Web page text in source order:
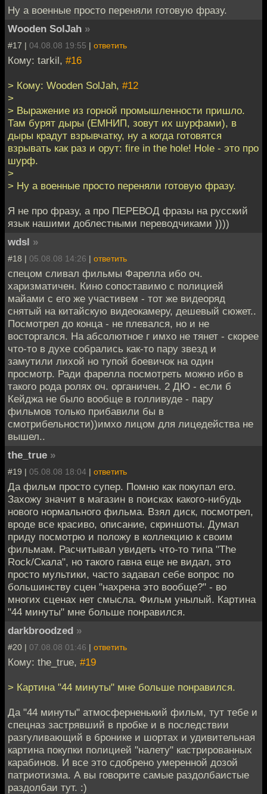
Ну а военные просто переняли готовую фразу.
Wooden SolJah »
#17 | 04.08.08 19:55 | ответить
Кому: tarkil, #16
> Кому: Wooden SolJah, #12
>
> Выражение из горной промышленности пришло.
Там бурят дыры (ЕМНИП, зовут их шурфами), в
дыры крадут взрывчатку, ну а когда готовятся
взрывать как раз и орут: fire in the hole! Hole - это про
шурф.
>
> Ну а военные просто переняли готовую фразу.
Я не про фразу, а про ПЕРЕВОД фразы на русский
язык нашими доблестными переводчиками ))))
wdsl »
#18 | 05.08.08 14:26 | ответить
спецом сливал фильмы Фарелла ибо оч.
харизматичен. Кино сопоставимо с полицией
майами с его же участивем - тот же видеоряд
снятый на китайскую видеокамеру, дешевый сюжет..
Посмотрел до конца - не плевался, но и не
восторгался. На абсолютное г имхо не тянет - скорее
что-то в духе собрались как-то пару звезд и
замутили лихой но тупой боевичок на один
просмотр. Ради фарелла посмотреть можно ибо в
такого рода ролях оч. органичен. 2 ДЮ - если б
Кейджа не было вообще в голливуде - пару
фильмов только прибавили бы в
смотрибельности))имхо лицом для лицедейства не
вышел..
the_true »
#19 | 05.08.08 18:04 | ответить
Да фильм просто супер. Помню как покупал его.
Захожу значит в магазин в поисках какого-нибудь
нового нормального фильма. Взял диск, посмотрел,
вроде все красиво, описание, скриншоты. Думал
приду посмотрю и положу в коллекцию к своим
фильмам. Расчитывал увидеть что-то типа "The
Rock/Скала", но такого гавна еще не видал, это
просто мультики, часто задавал себе вопрос по
большинству сцен "нахрена это вообще?" - во
многих сценах нет смысла. Фильм унылый. Картина
"44 минуты" мне больше понравился.
darkbroodzed »
#20 | 07.08.08 01:46 | ответить
Кому: the_true, #19
> Картина "44 минуты" мне больше понравился.
Да "44 минуты" атмосферненький фильм, тут тебе и
спецназ застрявший в пробке и в последствии
разгуливающий в бронике и шортах и удивительная
картина покупки полицией "налету" кастрированных
карабинов. И все это сдобрено умеренной дозой
патриотизма. А вы говорите самые раздолбаистые
раздолбаи тут. :)